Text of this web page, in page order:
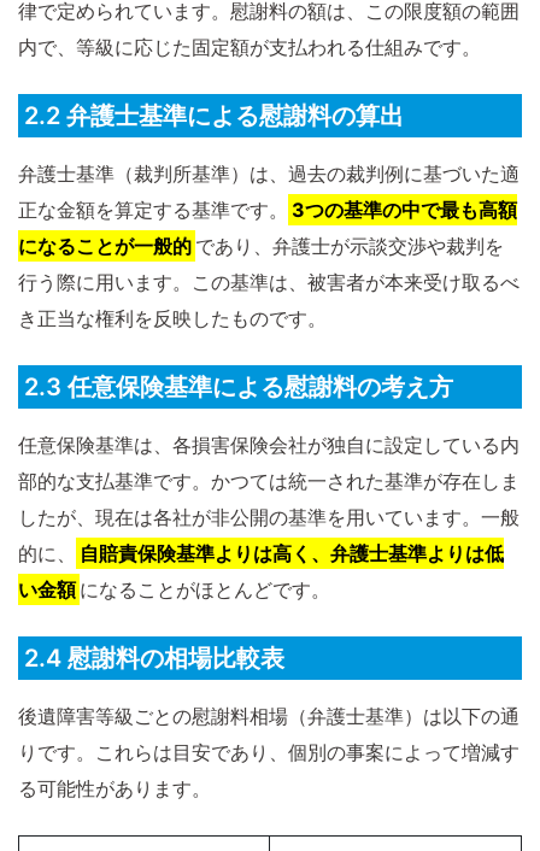
律で定められています。慰謝料の額は、この限度額の範囲
内で、等級に応じた固定額が支払われる仕組みです。
2.2 弁護士基準による慰謝料の算出
弁護士基準（裁判所基準）は、過去の裁判例に基づいた適
正な金額を算定する基準です。
3つの基準の中で最も高額
になることが一般的 であり、弁護士が示談交渉や裁判を
行う際に用います。この基準は、被害者が本来受け取るべ
き正当な権利を反映したものです。
2.3 任意保険基準による慰謝料の考え方
任意保険基準は、各損害保険会社が独自に設定している内
部的な支払基準です。かつては統一された基準が存在しま
したが、現在は各社が非公開の基準を用いています。一般
的に、
自賠責保険基準よりは高く、弁護士基準よりは低
い金額 になることがほとんどです。
2.4 慰謝料の相場比較表
後遺障害等級ごとの慰謝料相場（弁護士基準）は以下の通
りです。これらは目安であり、個別の事案によって増減す
る可能性があります。